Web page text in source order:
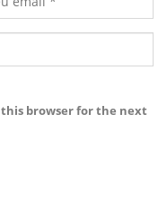
browser for the next